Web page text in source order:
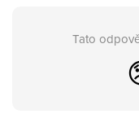
Tato